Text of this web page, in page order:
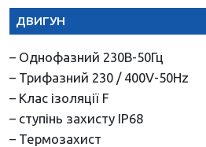
ДВИГУН
– Однофазний 230В-50Гц
– Трифазний 230 / 400V-50Hz
– Клас ізоляції F
– ступінь захисту IP68
– Термозахист